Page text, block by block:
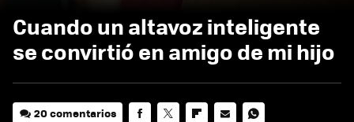
Cuando un altavoz inteligente
se convirtió en amigo de mi hijo
20 comentarios